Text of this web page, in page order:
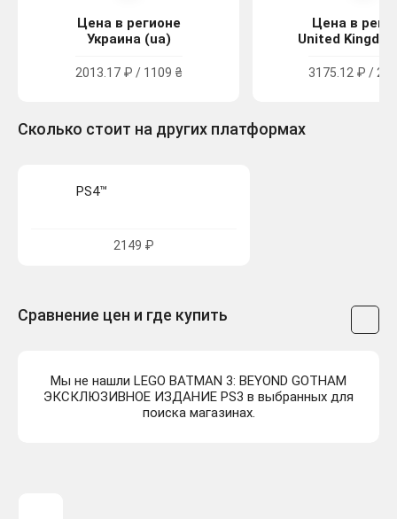
Цена в регионе
Украина (ua)
2013.17 ₽ / 1109 ₴
Цена в
United
3175.12 ₽ /
Сколько стоит на других платформах
PS4™
2149 ₽
Сравнение цен и где купить
Мы не нашли LEGO BATMAN 3: BEYOND GOTHAM
ЭКСКЛЮЗИВНОЕ ИЗДАНИЕ PS3 в выбранных для
поиска магазинах.